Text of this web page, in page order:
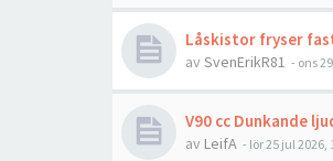
Låskistor fryser
av SvenErikR81 - ons
V90 cc Dunkande
av LeifA - lör 25 jul 2026,